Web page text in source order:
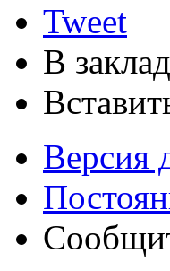
Tweet
В
Версия